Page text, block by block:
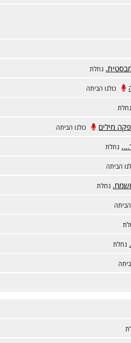
נחלת
כולנו הביתה
נחלת
מילים כולנו הביתה
נחלת
הביתה
נחלת
הביתה
נחלת